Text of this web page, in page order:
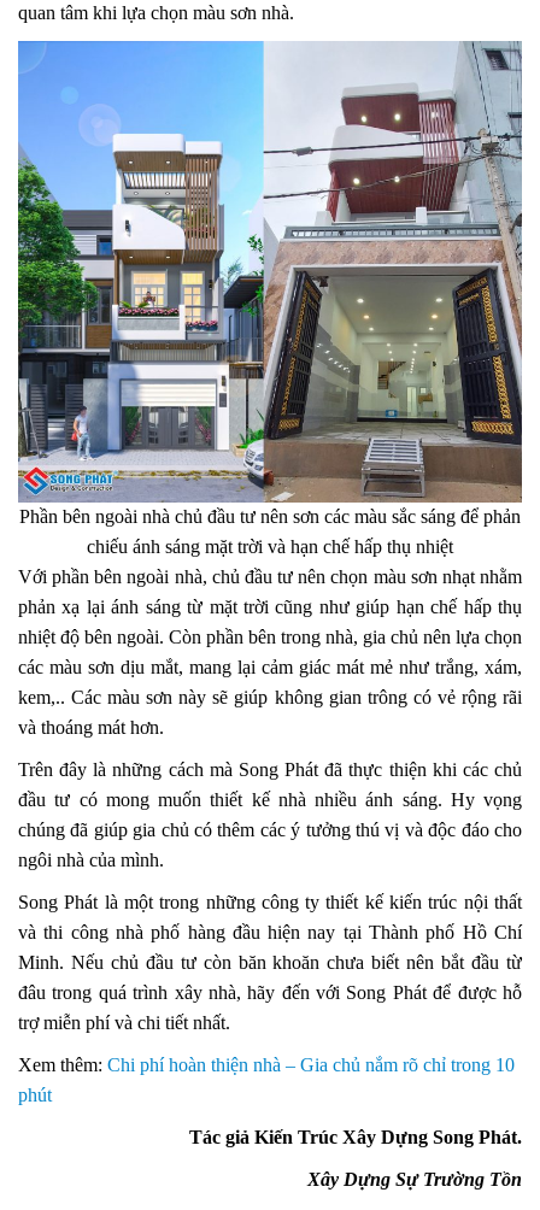
quan tâm khi lựa chọn màu sơn nhà.
Phần bên ngoài nhà chủ đầu tư nên sơn các màu sắc sáng để phản
chiếu ánh sáng mặt trời và hạn chế hấp thụ nhiệt
Với phần bên ngoài nhà, chủ đầu tư nên chọn màu sơn nhạt nhằm
phản xạ lại ánh sáng từ mặt trời cũng như giúp hạn chế hấp thụ
nhiệt độ bên ngoài. Còn phần bên trong nhà, gia chủ nên lựa chọn
các màu sơn dịu mắt, mang lại cảm giác mát mẻ như trắng, xám,
kem,.. Các màu sơn này sẽ giúp không gian trông có vẻ rộng rãi
và thoáng mát hơn.
Trên đây là những cách mà Song Phát đã thực thiện khi các chủ
đầu tư có mong muốn thiết kế nhà nhiều ánh sáng. Hy vọng
chúng đã giúp gia chủ có thêm các ý tưởng thú vị và độc đáo cho
ngôi nhà của mình.
Song Phát là một trong những công ty thiết kế kiến trúc nội thất
và thi công nhà phố hàng đầu hiện nay tại Thành phố Hồ Chí
Minh. Nếu chủ đầu tư còn băn khoăn chưa biết nên bắt đầu từ
đâu trong quá trình xây nhà, hãy đến với Song Phát để được hỗ
trợ miễn phí và chi tiết nhất.
Xem thêm: Chi phí hoàn thiện nhà – Gia chủ nắm rõ chỉ trong 10
phút
Tác giả Kiến Trúc Xây Dựng Song Phát.
Xây Dựng Sự Trường Tồn